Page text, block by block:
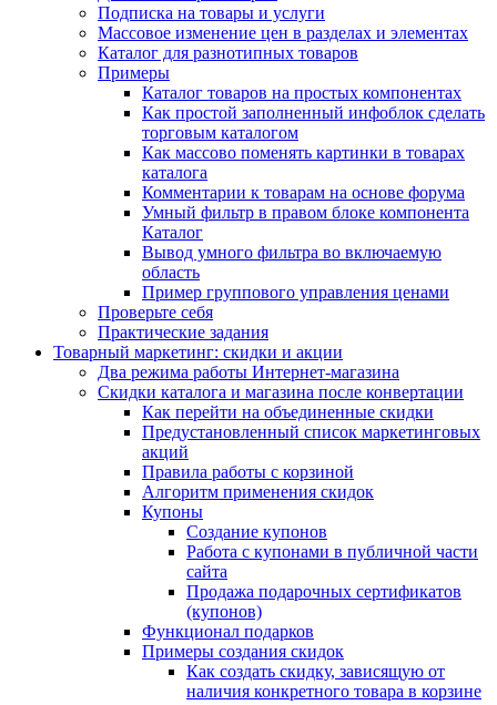
Подписка на товары и услуги
Массовое изменение цен в разделах и элементах
Каталог для разнотипных товаров
Примеры
Каталог товаров на простых компонентах
Как простой заполненный инфоблок сделать
торговым каталогом
Как массово поменять картинки в товарах
каталога
Комментарии к товарам на основе форума
Умный фильтр в правом блоке компонента
Каталог
Вывод умного фильтра во включаемую
область
Пример группового управления ценами
Проверьте себя
Практические задания
Товарный маркетинг: скидки и акции
Два режима работы Интернет-магазина
Скидки каталога и магазина после конвертации
Как перейти на объединенные скидки
Предустановленный список маркетинговых
акций
Правила работы с корзиной
Алгоритм применения скидок
Купоны
Создание купонов
Работа с купонами в публичной части
сайта
Продажа подарочных сертификатов
(купонов)
Функционал подарков
Примеры создания скидок
Как создать скидку, зависящую от
наличия конкретного товара в корзине